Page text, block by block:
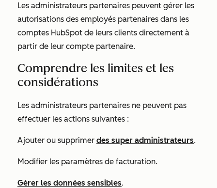
Les administrateurs partenaires peuvent gérer les
autorisations des employés partenaires dans les
comptes HubSpot de leurs clients directement à
partir de leur compte partenaire.
Comprendre les limites et les
considérations
Les administrateurs partenaires ne peuvent pas
effectuer les actions suivantes :
Ajouter ou supprimer des super administrateurs.
Modifier les paramètres de facturation.
Gérer les données sensibles.